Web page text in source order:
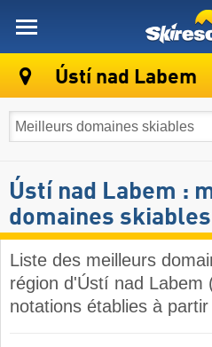
Ústí nad Labem
Ústí nad Labem :
domaines skiables
Liste des meilleurs
région d'Ústí nad Labem
notations établies à